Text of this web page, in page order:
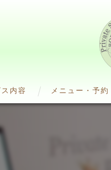
内容
（脂肪冷却）
メニュー・予約